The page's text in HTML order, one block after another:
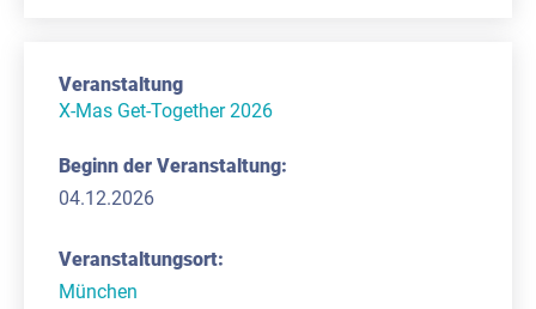
X-Mas Get-Together 2026
04.12.2026
München